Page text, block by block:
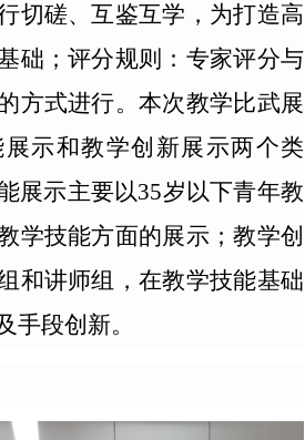
切磋、互鉴互学，为打造高
础；评分规则：专家评分与
方式进行。本次教学比武展
示和教学创新展示两个类
展示主要以35岁以下青年教
学技能方面的展示；教学创
和讲师组，在教学技能基础
手段创新。